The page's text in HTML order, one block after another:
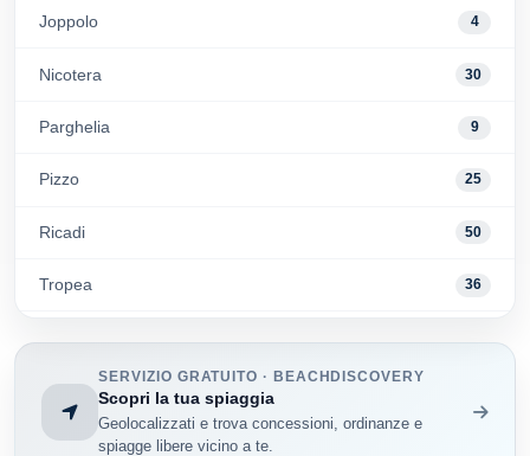
Joppolo 4
Nicotera 30
Parghelia 9
Pizzo 25
Ricadi 50
Tropea 36
Zambrone
SERVIZIO GRATUITO · BEACHDISCOVERY
Scopri la tua spiaggia
Geolocalizzati e trova concessioni, ordinanze e
spiagge libere vicino a te.